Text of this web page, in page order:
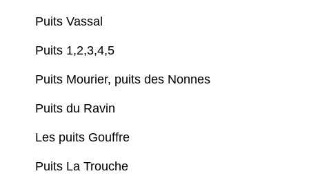
Puits Vassal
Puits 1,2,3,4,5
Puits Mourier, puits des Nonnes
Puits du Ravin
Les puits Gouffre
Puits La Trouche